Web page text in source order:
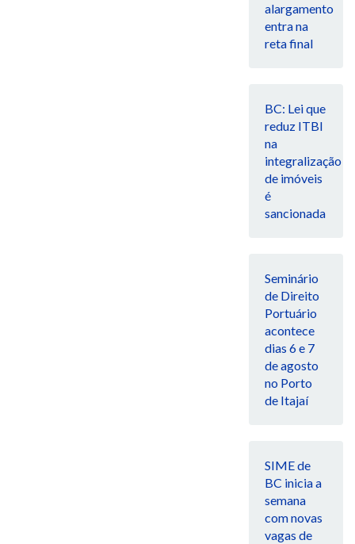
alargamento
entra na
reta final
BC: Lei que
reduz ITBI
na
integralização
de imóveis
é
sancionada
Seminário
de Direito
Portuário
acontece
dias 6 e 7
de agosto
no Porto
de Itajaí
SIME de
BC inicia a
semana
com novas
vagas de